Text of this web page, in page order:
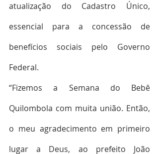
atualização do Cadastro Único,
essencial para a concessão de
benefícios sociais pelo Governo
Federal.
“Fizemos a Semana do Bebê
Quilombola com muita união. Então,
o meu agradecimento em primeiro
lugar a Deus, ao prefeito João